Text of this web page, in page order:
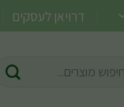
דרויאן לעסקים